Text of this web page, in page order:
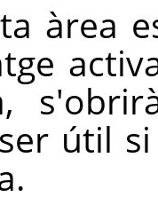
àrea
útil